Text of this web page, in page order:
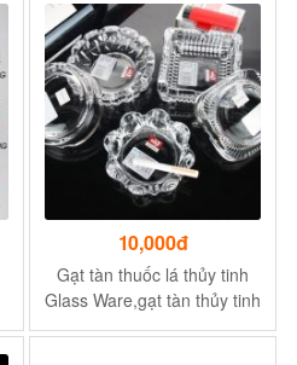
10,000đ
Gạt tàn thuốc lá thủy tinh
Glass Ware,gạt tàn thủy tinh
vuông,tròn